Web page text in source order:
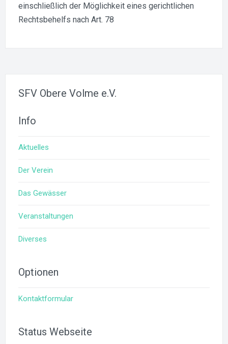
einschließlich der Möglichkeit eines gerichtlichen
Rechtsbehelfs nach Art. 78
SFV Obere Volme e.V.
Info
Aktuelles
Der Verein
Das Gewässer
Veranstaltungen
Diverses
Optionen
Kontaktformular
Status Webseite